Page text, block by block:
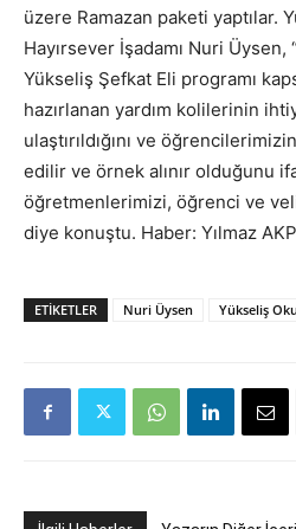
üzere Ramazan paketi yaptılar.
Hayırsever İşadamı Nuri
Yükseliş Şefkat Eli programı
hazırlanan yardım kolilerinin
ulaştırıldığını ve
edilir ve örnek alınır olduğunu
öğretmenlerimizi, öğrenci ve
diye konuştu. Haber: Yılmaz
ETIKETLER Nuri Üysen Yükseliş